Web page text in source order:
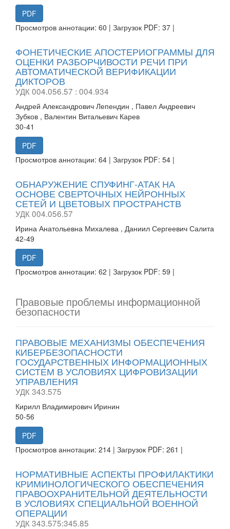
PDF
Просмотров аннотации: 60 | Загрузок PDF: 37 |
ФОНЕТИЧЕСКИЕ АПОСТЕРИОГРАММЫ ДЛЯ
ОЦЕНКИ РАЗБОРЧИВОСТИ РЕЧИ ПРИ
АВТОМАТИЧЕСКОЙ ВЕРИФИКАЦИИ
ДИКТОРОВ
УДК 004.056.57 : 004.934
Андрей Александрович Лепендин , Павел Андреевич
Зубков , Валентин Витальевич Карев
30-41
PDF
Просмотров аннотации: 64 | Загрузок PDF: 54 |
ОБНАРУЖЕНИЕ СПУФИНГ-АТАК НА
ОСНОВЕ СВЕРТОЧНЫХ НЕЙРОННЫХ
СЕТЕЙ И ЦВЕТОВЫХ ПРОСТРАНСТВ
УДК 004.056.57
Ирина Анатольевна Михалева , Даниил Сергеевич Салита
42-49
PDF
Просмотров аннотации: 62 | Загрузок PDF: 59 |
Правовые проблемы информационной
безопасности
ПРАВОВЫЕ МЕХАНИЗМЫ ОБЕСПЕЧЕНИЯ
КИБЕРБЕЗОПАСНОСТИ
ГОСУДАРСТВЕННЫХ ИНФОРМАЦИОННЫХ
СИСТЕМ В УСЛОВИЯХ ЦИФРОВИЗАЦИИ
УПРАВЛЕНИЯ
УДК 343.575
Кирилл Владимирович Иринин
50-56
PDF
Просмотров аннотации: 214 | Загрузок PDF: 261 |
НОРМАТИВНЫЕ АСПЕКТЫ ПРОФИЛАКТИКИ
КРИМИНОЛОГИЧЕСКОГО ОБЕСПЕЧЕНИЯ
ПРАВООХРАНИТЕЛЬНОЙ ДЕЯТЕЛЬНОСТИ
В УСЛОВИЯХ СПЕЦИАЛЬНОЙ ВОЕННОЙ
ОПЕРАЦИИ
УДК 343.575:345.85